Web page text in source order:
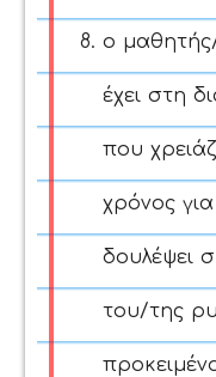
ο
έχει στη
που
χρόνος
δουλέψει
του/της